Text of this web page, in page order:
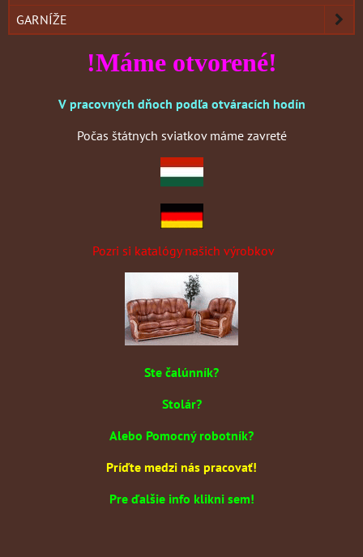
GARNÍŽE
!Máme otvorené!
V pracovných dňoch podľa otváracích hodín
Počas štátnych sviatkov máme zavreté
Pozri si katalógy našich výrobkov
Ste čalúnník?
Stolár?
Alebo Pomocný robotník?
Príďte medzi nás pracovať!
Pre ďalšie info klikni sem!